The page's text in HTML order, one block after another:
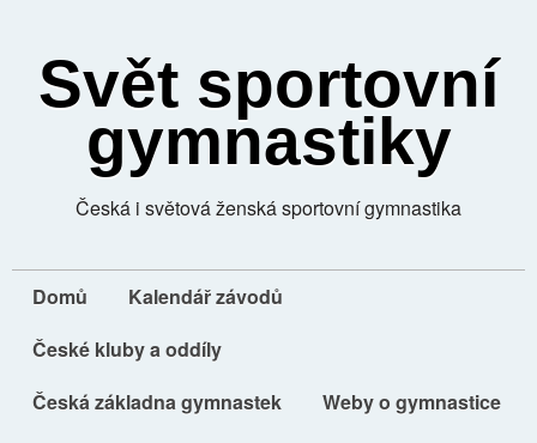
Svět sportovní
gymnastiky
Česká i světová ženská sportovní gymnastika
Domů
Kalendář závodů
České kluby a oddíly
Česká základna gymnastek
Weby o gymnastice